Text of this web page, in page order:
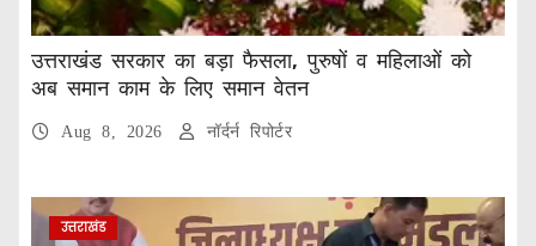
उत्तराखंड सरकार का बड़ा फैसला, पुरुषों व महिलाओं को
अब समान काम के लिए समान वेतन
Aug 8, 2026 नॉर्दर्न रिपोर्टर
उत्तराखंड